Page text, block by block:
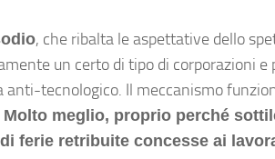
, che ribalta le aspettative dello
un certo di tipo di corporazioni
tecnologico. Il meccanismo
Molto meglio, proprio perché
ferie retribuite concesse ai